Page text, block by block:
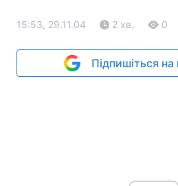
15:53, 29.11.04 2 хв. 0
Підпишіться